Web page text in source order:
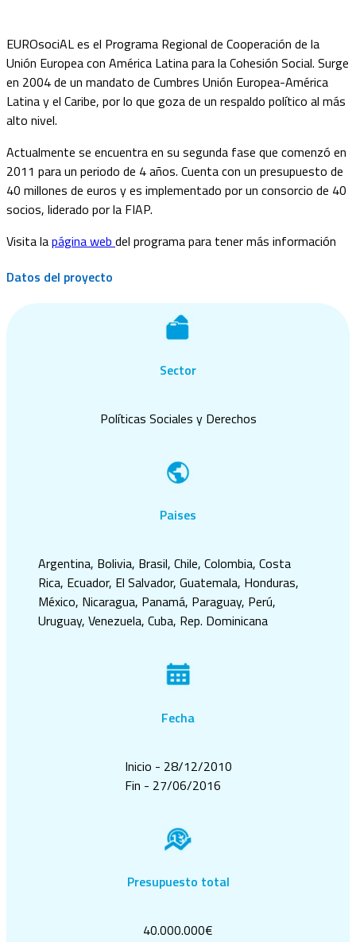
EUROsociAL es el Programa Regional de Cooperación de la
Unión Europea con América Latina para la Cohesión Social. Surge
en 2004 de un mandato de Cumbres Unión Europea-América
Latina y el Caribe, por lo que goza de un respaldo político al más
alto nivel.
Actualmente se encuentra en su segunda fase que comenzó en
2011 para un periodo de 4 años. Cuenta con un presupuesto de
40 millones de euros y es implementado por un consorcio de 40
socios, liderado por la FIAP.
Visita lapágina web del programa para tener más información
Datos del proyecto
Sector
Políticas Sociales y Derechos
Paises
Argentina, Bolivia, Brasil, Chile, Colombia, Costa
Rica, Ecuador, El Salvador, Guatemala, Honduras,
México, Nicaragua, Panamá, Paraguay, Perú,
Uruguay, Venezuela, Cuba, Rep. Dominicana
Fecha
Inicio - 28/12/2010
Fin - 27/06/2016
Presupuesto total
40.000.000€